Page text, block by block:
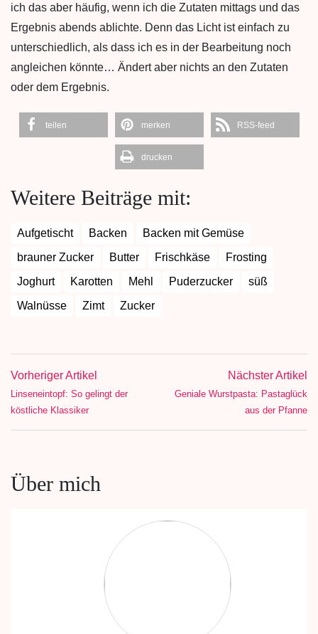
ich das aber häufig, wenn ich die Zutaten mittags und das
Ergebnis abends ablichte. Denn das Licht ist einfach zu
unterschiedlich, als dass ich es in der Bearbeitung noch
angleichen könnte… Ändert aber nichts an den Zutaten
oder dem Ergebnis.
teilen merken RSS-feed
drucken
Weitere Beiträge mit:
Aufgetischt Backen
Backen mit Gemüse
brauner Zucker
Butter Frischkäse
Frosting
Joghurt
Karotten Mehl Puderzucker
süß
Walnüsse
Zimt Zucker
Vorheriger Artikel
Linseneintopf: So gelingt der
köstliche Klassiker
Nächster Artikel
Geniale Wurstpasta: Pastaglück
aus der Pfanne
Über mich